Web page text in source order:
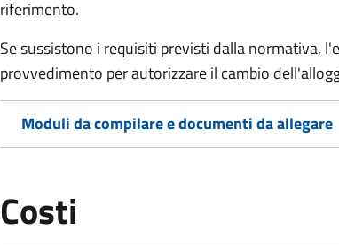
riferimento.
Se sussistono i requisiti previsti dalla normativa,
provvedimento per autorizzare il cambio
Moduli da compilare e documenti da allegare
Costi